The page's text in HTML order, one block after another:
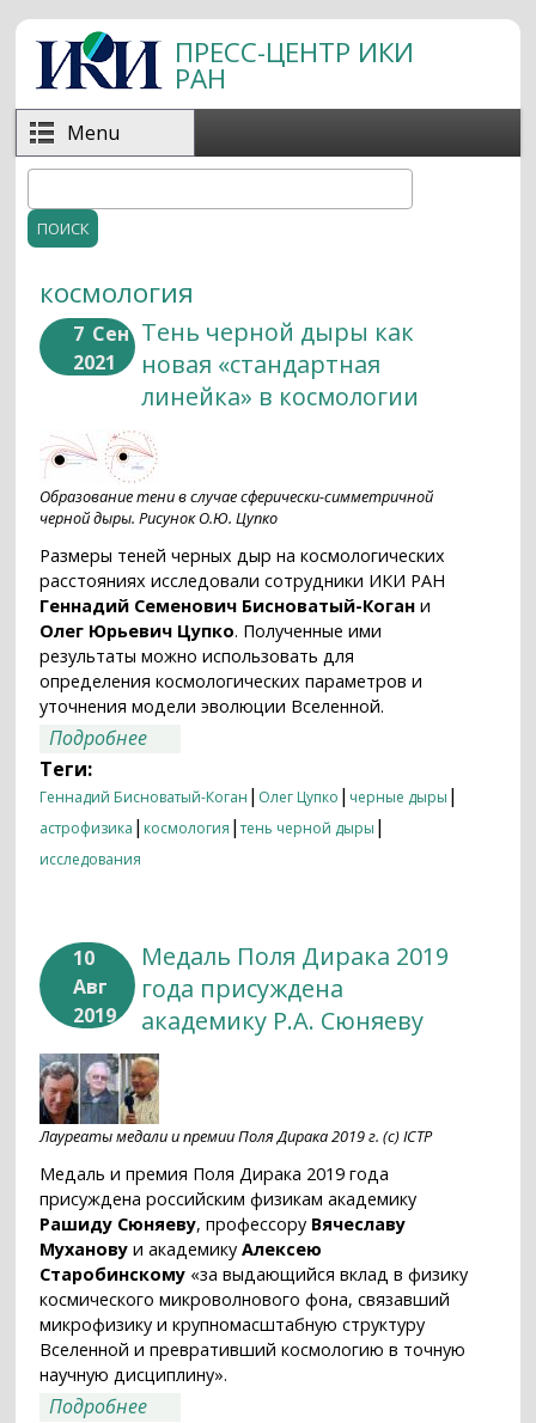
Перейти к основному содержанию
ПРЕСС-ЦЕНТР ИКИ
РАН
Menu
Форма поиска
космология
7 Сен
2021
Тень черной дыры как
новая «стандартная
линейка» в космологии
Образование тени в случае сферически-симметричной
черной дыры. Рисунок О.Ю. Цупко
Размеры теней черных дыр на космологических
расстояниях исследовали сотрудники ИКИ РАН
Геннадий Семенович Бисноватый-Коган и
Олег Юрьевич Цупко. Полученные ими
результаты можно использовать для
определения космологических параметров и
уточнения модели эволюции Вселенной.
Подробнее
Теги:
Геннадий Бисноватый-Коган | Олег Цупко | черные дыры |
астрофизика | космология |тень черной дыры |
исследования
10
Авг
2019
Медаль Поля Дирака 2019
года присуждена
академику Р.А. Сюняеву
Лауреаты медали и премии Поля Дирака 2019 г. (с) ICTP
Медаль и премия Поля Дирака 2019 года
присуждена российским физикам академику
Рашиду Сюняеву, профессору Вячеславу
Муханову и академикуАлексею
Старобинскому «за выдающийся вклад в физику
космического микроволнового фона, связавший
микрофизику и крупномасштабную структуру
Вселенной и превративший космологию в точную
научную дисциплину».
Подробнее